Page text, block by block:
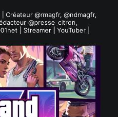
Créateur @rmagfr, @ndmagfr,
@presse_citron,
| Streamer | YouTuber |